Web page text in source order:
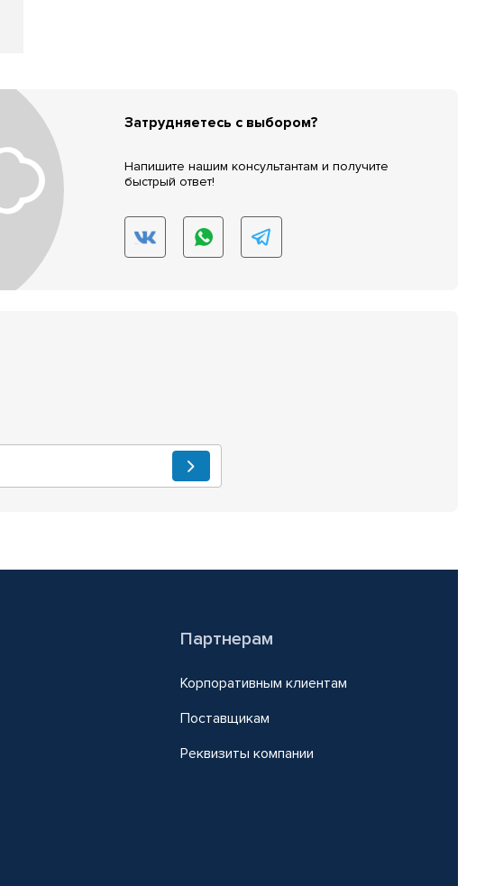
Затрудняетесь с выбором?
Напишите нашим консультантам и получите
быстрый ответ!
Партнерам
Корпоративным клиентам
Поставщикам
Реквизиты компании